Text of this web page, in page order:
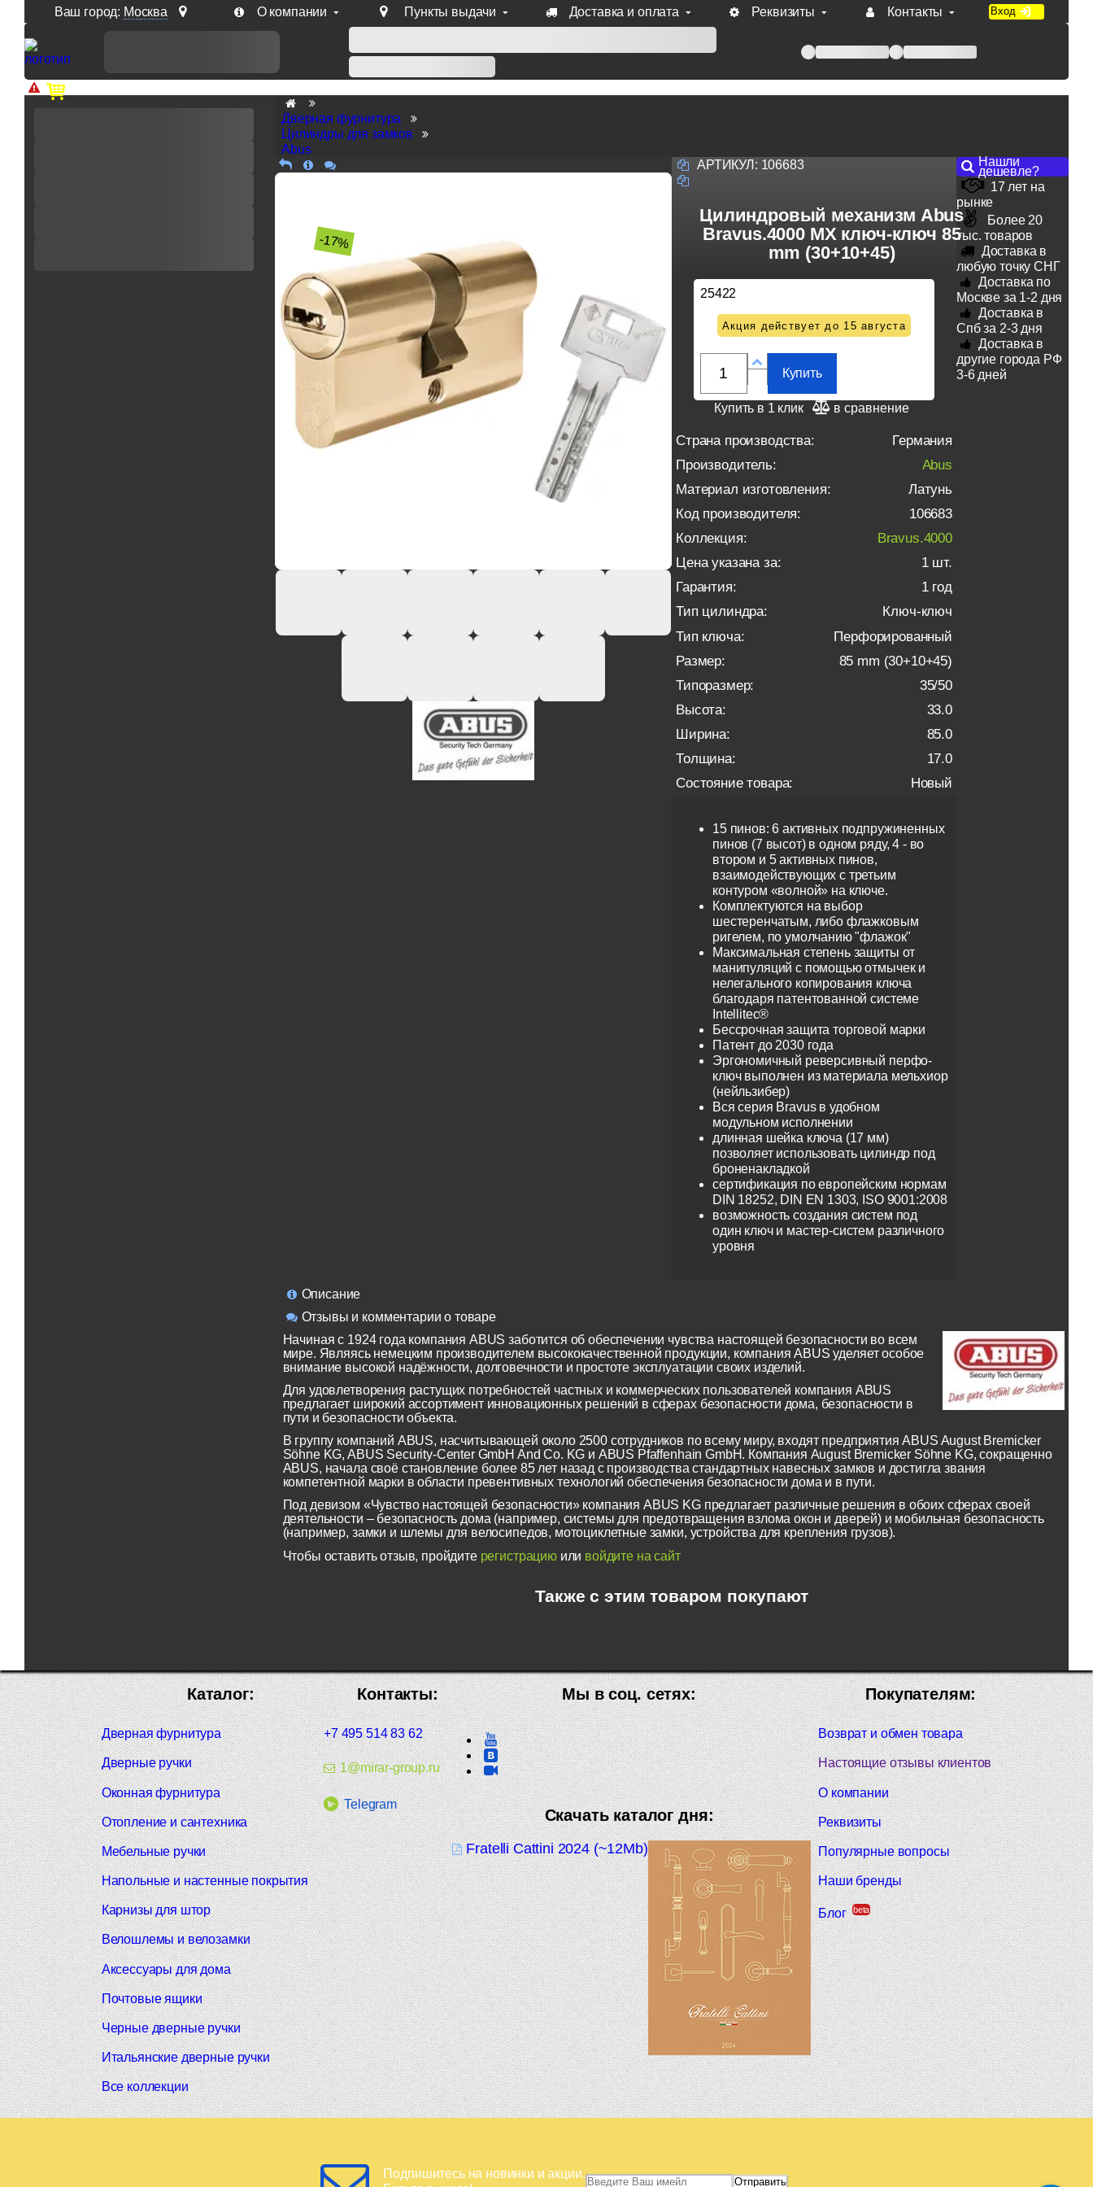
Ваш город: Москва О компании Пункты выдачи Доставка и оплата Реквизиты Контакты Вход
Доп. скидка от цен на сайте 7% при заказе от 50 тыс. руб продукции Venezia, Fratelli, Tupai, Extreza, Melodia, Forme при оплате по счету.
Дверная фурнитура
Цилиндры для замков
Abus
-17%
АРТИКУЛ: 106683
Цилиндровый механизм Abus
Bravus.4000 MX ключ-ключ 85
mm (30+10+45)
25422
Акция действует до 15 августа
Купить
Купить в 1 клик в сравнение
Страна производства:
Германия
Производитель:
Abus
Материал изготовления:
Латунь
Код производителя:
106683
Коллекция:
Bravus.4000
Цена указана за:
1 шт.
Гарантия:
1 год
Тип цилиндра:
Ключ-ключ
Тип ключа:
Перфорированный
Размер:
85 mm (30+10+45)
Типоразмер:
35/50
Высота:
33.0
Ширина:
85.0
Толщина:
17.0
Состояние товара:
Новый
15 пинов: 6 активных подпружиненных
пинов (7 высот) в одном ряду, 4 - во
втором и 5 активных пинов,
взаимодействующих с третьим
контуром «волной» на ключе.
Комплектуются на выбор
шестеренчатым, либо флажковым
ригелем, по умолчанию "флажок"
Максимальная степень защиты от
манипуляций с помощью отмычек и
нелегального копирования ключа
благодаря патентованной системе
Intellitec®
Бессрочная защита торговой марки
Патент до 2030 года
Эргономичный реверсивный перфо-
ключ выполнен из материала мельхиор
(нейльзибер)
Вся серия Bravus в удобном
модульном исполнении
длинная шейка ключа (17 мм)
позволяет использовать цилиндр под
броненакладкой
сертификация по европейским нормам
DIN 18252, DIN EN 1303, ISO 9001:2008
возможность создания систем под
один ключ и мастер-систем различного
уровня
Нашли
дешевле?
17 лет на
рынке
Более 20
тыс. товаров
Доставка в
любую точку СНГ
Доставка по
Москве за 1-2 дня
Доставка в
Спб за 2-3 дня
Доставка в
другие города РФ
3-6 дней
Описание
Отзывы и комментарии о товаре
Начиная с 1924 года компания ABUS заботится об обеспечении чувства настоящей безопасности во всем
мире. Являясь немецким производителем высококачественной продукции, компания ABUS уделяет особое
внимание высокой надёжности, долговечности и простоте эксплуатации своих изделий.
Для удовлетворения растущих потребностей частных и коммерческих пользователей компания ABUS
предлагает широкий ассортимент инновационных решений в сферах безопасности дома, безопасности в
пути и безопасности объекта.
В группу компаний ABUS, насчитывающей около 2500 сотрудников по всему миру, входят предприятия ABUS August Bremicker
Söhne KG, ABUS Security-Center GmbH And Co. KG и ABUS Pfaffenhain GmbH. Компания August Bremicker Söhne KG, сокращенно
ABUS, начала своё становление более 85 лет назад с производства стандартных навесных замков и достигла звания
компетентной марки в области превентивных технологий обеспечения безопасности дома и в пути.
Под девизом «Чувство настоящей безопасности» компания ABUS KG предлагает различные решения в обоих сферах своей
деятельности – безопасность дома (например, системы для предотвращения взлома окон и дверей) и мобильная безопасность
(например, замки и шлемы для велосипедов, мотоциклетные замки, устройства для крепления грузов).
Чтобы оставить отзыв, пройдите регистрациюили войдите на сайт
Также с этим товаром покупают
Покупателям:
Возврат и обмен товара
Настоящие отзывы клиентов
О компании
Реквизиты
Популярные вопросы
Наши бренды
Блог beta
Мы в соц. сетях:
Скачать каталог дня:
Fratelli Cattini 2024 (~12Mb)
Контакты:
+7 495 514 83 62
1@mirar-group.ru
Telegram
Каталог:
Дверная фурнитура
Дверные ручки
Оконная фурнитура
Отопление и сантехника
Мебельные ручки
Напольные и настенные покрытия
Карнизы для штор
Велошлемы и велозамки
Аксессуары для дома
Почтовые ящики
Черные дверные ручки
Итальянские дверные ручки
Все коллекции
Подпишитесь на новинки и акции.